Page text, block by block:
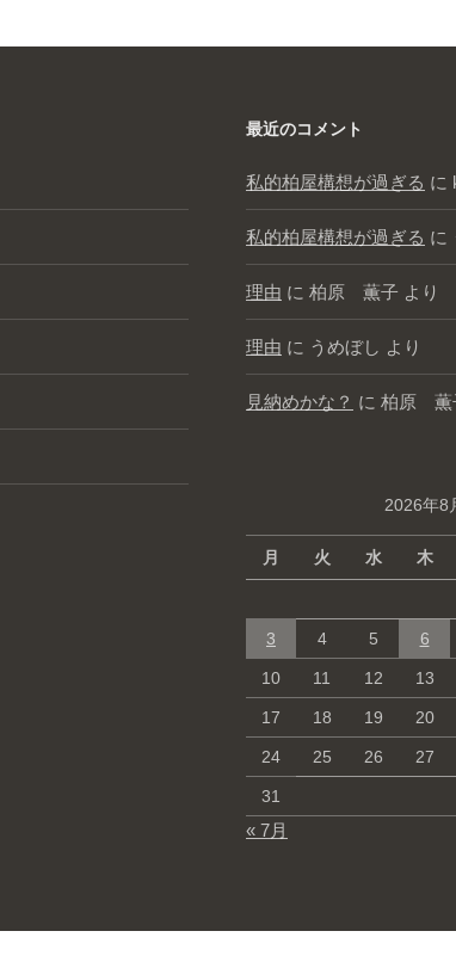
最近のコメント
私的柏屋構想が過ぎる に
私的柏屋構想が過ぎる に
理由 に 柏原 薫子 より
理由 に うめぼし より
見納めかな？ に 柏原 薫
2026年8
月 火 水 木
3 4 5 6
10 11 12 13
17 18 19 20
24 25 26 27
31
« 7月